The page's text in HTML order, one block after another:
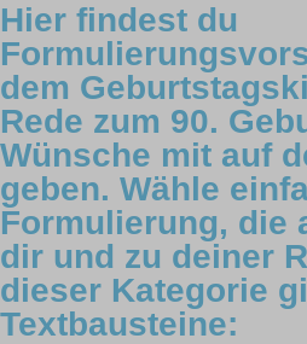
Hier findest du
dem
Rede zum 90.
Wünsche mit auf
geben. Wähle
Formulierung, die
dir und zu deiner
dieser Kategorie
Textbausteine: